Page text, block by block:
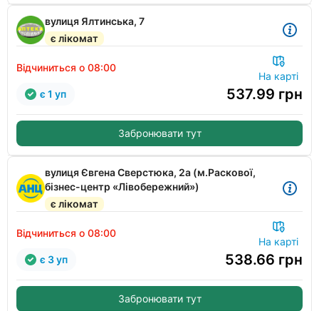
вулиця Ялтинська, 7
є лікомат
Відчиниться о 08:00
На карті
537.99 грн
є 1 уп
Забронювати тут
вулиця Євгена Сверстюка, 2а (м.Раскової,
бізнес-центр «Лівобережний»)
є лікомат
Відчиниться о 08:00
На карті
538.66 грн
є 3 уп
Забронювати тут